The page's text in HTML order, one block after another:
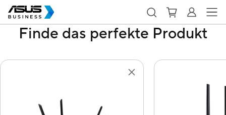
Finde das perfekte Produkt